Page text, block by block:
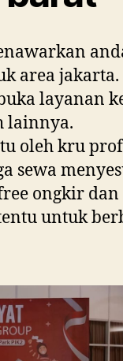
area
layanan
lainnya.
oleh kru
sewa
ongkir
untuk